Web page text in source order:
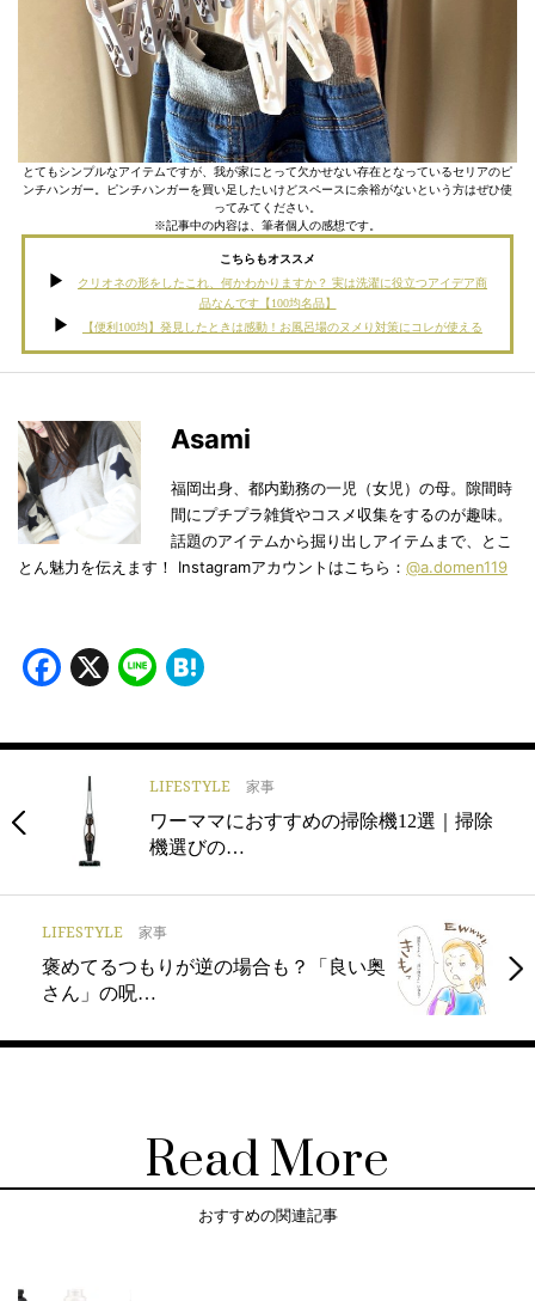
とてもシンプルなアイテムですが、我が家にとって欠かせない存在となっているセリアのピ
ンチハンガー。ピンチハンガーを買い足したいけどスペースに余裕がないという方はぜひ使
ってみてください。
※記事中の内容は、筆者個人の感想です。
こちらもオススメ
クリオネの形をしたこれ、何かわかりますか？ 実は洗濯に役立つアイデア商
品なんです【100均名品】
【便利100均】発見したときは感動！お風呂場のヌメり対策にコレが使える
Asami
福岡出身、都内勤務の一児（女児）の母。隙間時
間にプチプラ雑貨やコスメ収集をするのが趣味。
話題のアイテムから掘り出しアイテムまで、とこ
とん魅力を伝えます！ Instagramアカウントはこちら： @a.domen119
Facebook
X Line
LIFESTYLE 家事
ワーママにおすすめの掃除機12選｜掃除
機選びの…
LIFESTYLE 家事
褒めてるつもりが逆の場合も？「良い奥
さん」の呪…
Read More
おすすめの関連記事